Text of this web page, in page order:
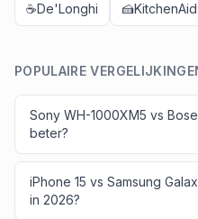
☕De'Longhi 🍰KitchenAid
POPULAIRE
Sony WH-1000XM5 vs
beter?
iPhone 15 vs Samsung
in 2026?